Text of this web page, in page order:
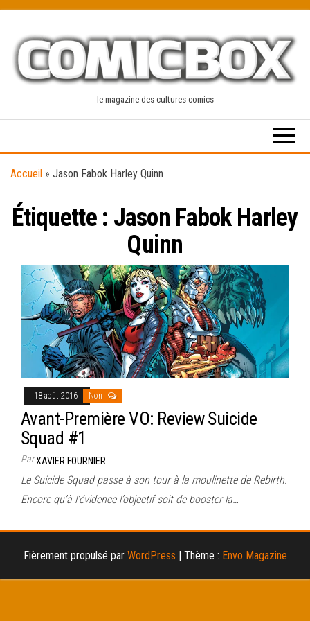
content
le magazine des cultures comics
Accueil » Jason Fabok Harley Quinn
Étiquette : Jason Fabok Harley
Quinn
18 août 2016 Non
Avant-Première VO: Review Suicide
Squad #1
ParXAVIER FOURNIER
Le Suicide Squad passe à son tour à la moulinette de Rebirth.
Encore qu’à l’évidence l’objectif soit de booster la…
Fièrement propulsé par WordPress Thème : Envo Magazine